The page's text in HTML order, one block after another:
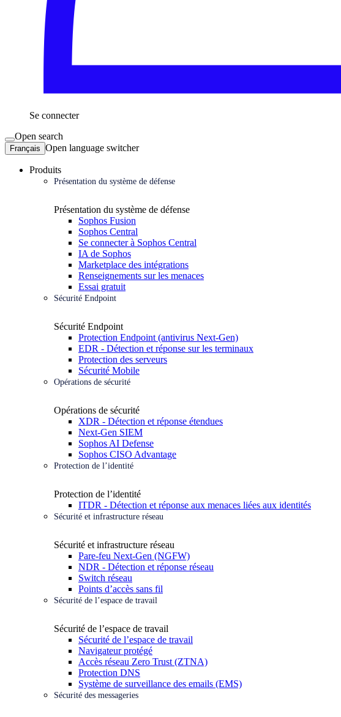
Se connecter
Open search
Français Open language switcher
Produits
Présentation du système de défense
Présentation du système de défense
Sophos Fusion
Sophos Central
Se connecter à Sophos Central
IA de Sophos
Marketplace des intégrations
Renseignements sur les menaces
Essai gratuit
Sécurité Endpoint
Sécurité Endpoint
Protection Endpoint (antivirus Next-Gen)
EDR - Détection et réponse sur les terminaux
Protection des serveurs
Sécurité Mobile
Opérations de sécurité
Opérations de sécurité
XDR - Détection et réponse étendues
Next-Gen SIEM
Sophos AI Defense
Sophos CISO Advantage
Protection de l’identité
Protection de l’identité
ITDR - Détection et réponse aux menaces liées aux identités
Sécurité et infrastructure réseau
Sécurité et infrastructure réseau
Pare-feu Next-Gen (NGFW)
NDR - Détection et réponse réseau
Switch réseau
Points d’accès sans fil
Sécurité de l’espace de travail
Sécurité de l’espace de travail
Sécurité de l’espace de travail
Navigateur protégé
Accès réseau Zero Trust (ZTNA)
Protection DNS
Système de surveillance des emails (EMS)
Sécurité des messageries